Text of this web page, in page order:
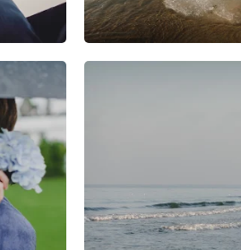
8